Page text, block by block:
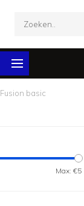
Fusion basic
Max: €5